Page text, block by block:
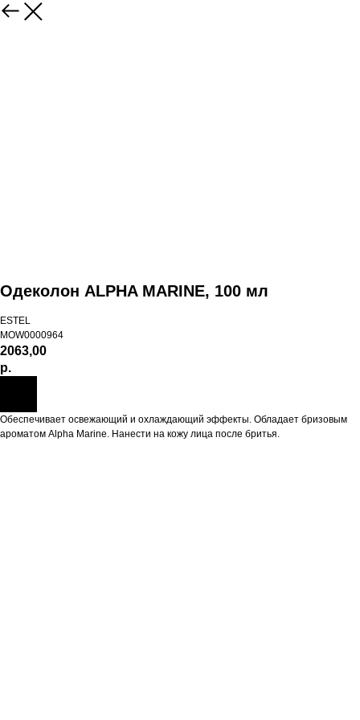
Одеколон ALPHA MARINE, 100 мл
ESTEL
MOW0000964
2063,00
р.
Обеспечивает освежающий и охлаждающий эффекты. Обладает бризовым
ароматом Alpha Marine. Нанести на кожу лица после бритья.